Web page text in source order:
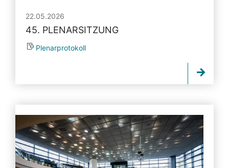
22.05.2026
45. PLENARSITZUNG
Plenarprotokoll